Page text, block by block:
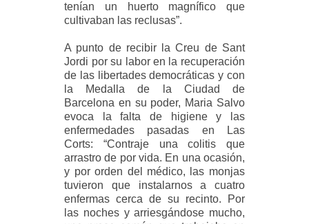
tenían un huerto magnífico que
cultivaban las reclusas”.
A punto de recibir la Creu de Sant
Jordi por su labor en la recuperación
de las libertades democráticas y con
la Medalla de la Ciudad de
Barcelona en su poder, Maria Salvo
evoca la falta de higiene y las
enfermedades pasadas en Las
Corts: “Contraje una colitis que
arrastro de por vida. En una ocasión,
y por orden del médico, las monjas
tuvieron que instalarnos a cuatro
enfermas cerca de su recinto. Por
las noches y arriesgándose mucho,